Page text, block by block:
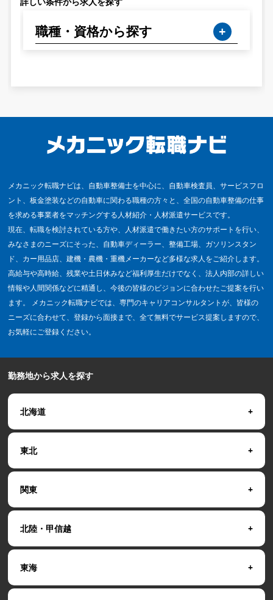
職種・資格から探す
メカニック転職ナビは、自動車整備士を中心に、自動車検査員、サービスフロ
ント、板金塗装などの自動車に関わる職種の方々と、全国の自動車整備の仕事
を求める事業者をマッチングする人材紹介・人材派遣サービスです。
現在、転職を検討されている方や、人材派遣で働きたい方のサポートを行い、
みなさまのニーズにそった、自動車ディーラー、整備工場、ガソリンスタン
ド、カー用品店、建機・農機・重機メーカーなど多様な求人をご紹介します。
高給与や高時給、残業や土日休みなど福利厚生だけでなく、法人内部の詳しい
情報や人間関係などに精通し、今後の皆様のビジョンに合わせたご提案を行い
ます。 メカニック転職ナビでは、専門のキャリアコンサルタントが、皆様の
ニーズに合わせて、登録から面接まで、全て無料でサービス提案しますので、
お気軽にご登録ください。
勤務地から求人を探す
北海道
東北
関東
北陸・甲信越
東海